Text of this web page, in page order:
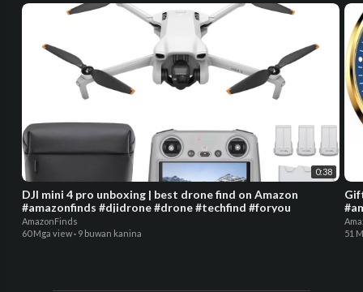
0:38
DJI mini 4 pro unboxing | best drone find on Amazon
#amazonfinds #djidrone #drone #techfind #foryou
AmazonFinds
60 Mga view· 9 buwan kanina
51